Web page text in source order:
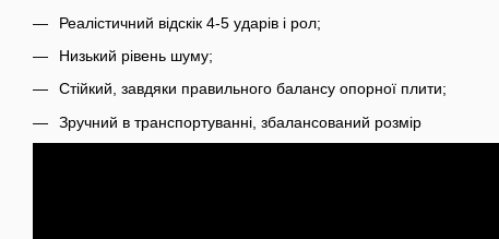
Реалістичний відскік 4-5 ударів і рол;
Низький рівень шуму;
Стійкий, завдяки правильного балансу опорної плити;
Зручний в транспортуванні, збалансований розмір